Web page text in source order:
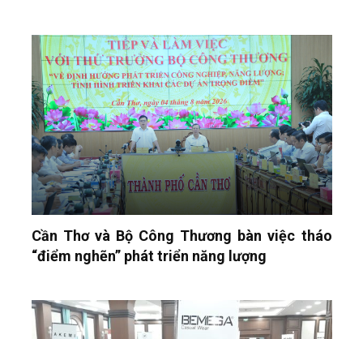
Cần Thơ và Bộ Công Thương bàn việc tháo
“điểm nghẽn” phát triển năng lượng